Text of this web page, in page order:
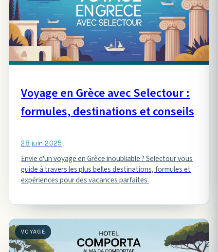
Voyage en Grèce avec Selectour :
formules, destinations et conseils
28 juin 2025
Envie d'un voyage en Grèce inoubliable ? Selectour vous
guide à travers les plus belles destinations, formules et
expériences pour des vacances parfaites.
VOYAGE